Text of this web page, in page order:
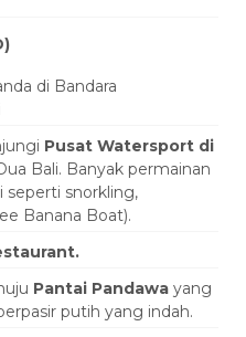
di Bandara
Pusat Watersport di
Bali. Banyak permainan
seperti snorkling,
Banana Boat).
Pantai Pandawa yang
putih yang indah.